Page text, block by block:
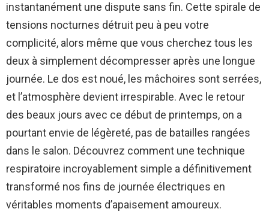
instantanément une dispute sans fin. Cette spirale de
tensions nocturnes détruit peu à peu votre
complicité, alors même que vous cherchez tous les
deux à simplement décompresser après une longue
journée. Le dos est noué, les mâchoires sont serrées,
et l’atmosphère devient irrespirable. Avec le retour
des beaux jours avec ce début de printemps, on a
pourtant envie de légèreté, pas de batailles rangées
dans le salon. Découvrez comment une technique
respiratoire incroyablement simple a définitivement
transformé nos fins de journée électriques en
véritables moments d’apaisement amoureux.